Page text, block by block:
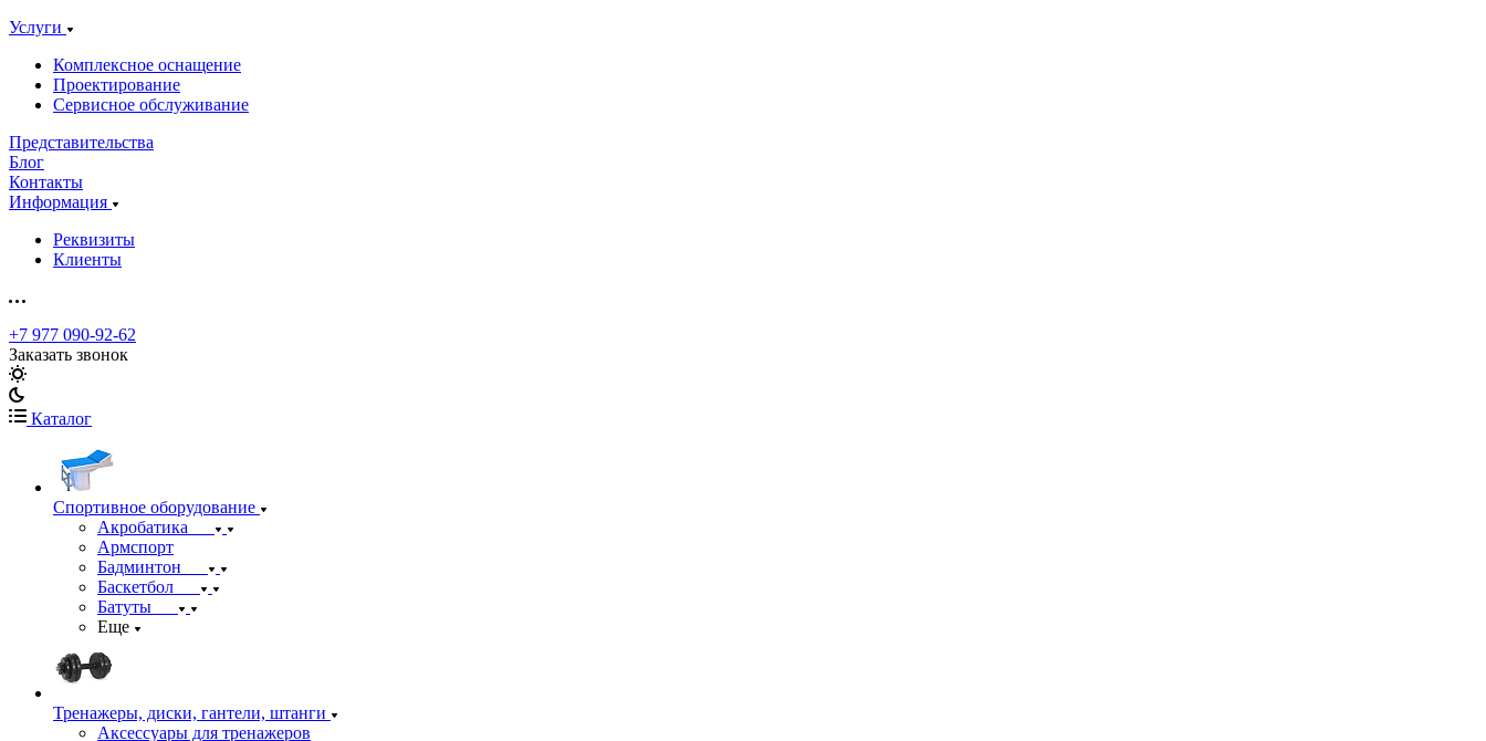
Услуги
Комплексное оснащение
Проектирование
Сервисное обслуживание
Представительства
Блог
Контакты
Информация
Реквизиты
Клиенты
+7 977 090-92-62
Заказать звонок
Каталог
Спортивное оборудование
Акробатика
Армспорт
Бадминтон
Баскетбол
Батуты
Еще
Тренажеры, диски, гантели, штанги
Аксессуары для тренажеров